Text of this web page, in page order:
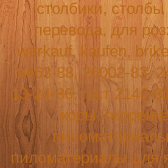
столбики,
перевода, для
werkauf, kaufen,
9463-88, 26002-83,
13-24-86, гост 2140-
коры,
пиломатериалы для